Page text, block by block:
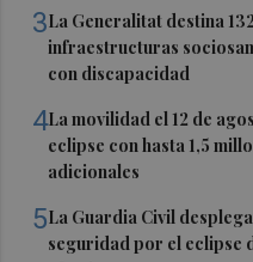
3La Generalitat destina
infraestructuras
con discapacidad
4La movilidad el 12 de
eclipse con hasta 1,5
adicionales
5La Guardia Civil
seguridad por el eclipse